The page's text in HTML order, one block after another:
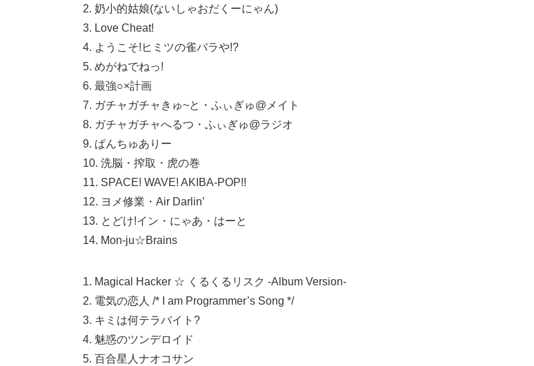
2. 奶小的姑娘(ないしゃおだくーにゃん)
3. Love Cheat!
4. ようこそ!ヒミツの雀バラや!?
5. めがねでねっ!
6. 最強○×計画
7. ガチャガチャきゅ~と・ふぃぎゅ@メイト
8. ガチャガチャへるつ・ふぃぎゅ@ラジオ
9. ぱんちゅありー
10. 洗脳・搾取・虎の巻
11. SPACE! WAVE! AKIBA-POP!!
12. ヨメ修業・Air Darlin’
13. とどけ!イン・にゃあ・はーと
14. Mon-ju☆Brains
1. Magical Hacker ☆ くるくるリスク -Album Version-
2. 電気の恋人 /* I am Programmer’s Song */
3. キミは何テラバイト?
4. 魅惑のツンデロイド
5. 百合星人ナオコサン